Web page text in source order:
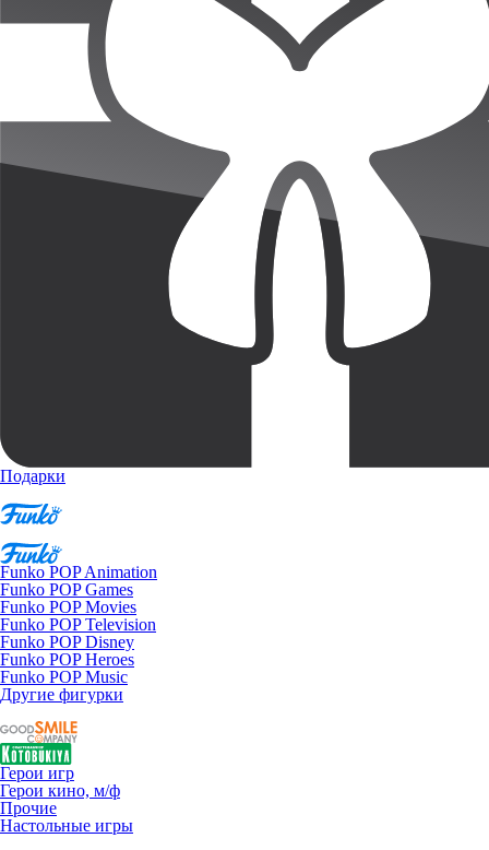
Подарки
Funko POP Animation
Funko POP Games
Funko POP Movies
Funko POP Television
Funko POP Disney
Funko POP Heroes
Funko POP Music
Другие фигурки
Герои игр
Герои кино, м/ф
Прочие
Настольные игры